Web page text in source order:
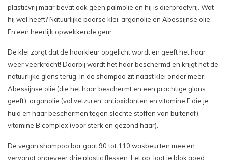
plasticvrij maar bevat ook geen palmolie en hij is dierproefvrij. Wat
hij wel heeft? Natuurlijke paarse klei, arganolie en Abessijnse olie.
En een heerlijk opwekkende geur.
De klei zorgt dat de haarkleur opgelicht wordt en geeft het haar
weer veerkracht! Daarbij wordt het haar beschermd en krijgt het de
natuurlijke glans terug. In de shampoo zit naast klei onder meer:
Abessijnse olie (die het haar beschermt en een prachtige glans
geeft), arganolie (vol vetzuren, antioxidanten en vitamine E die je
huid en haar beschermen tegen slechte stoffen van buitenaf),
vitamine B complex (voor sterk en gezond haar).
De vegan shampoo bar gaat 90 tot 110 wasbeurten mee en
vervangt ongeveer drie plastic flessen. Let op: laat je blok goed